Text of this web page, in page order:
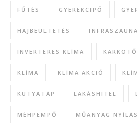
FŰTÉS GYEREKCIPŐ
HAJBEÜLTETÉS INFRASZAUNA
INVERTERES KLÍMA KARKÖTŐ
KLÍMA KLÍMA AKCIÓ
KUTYATÁP LAKÁSHITEL
MÉHPEMPŐ MŰANYAG